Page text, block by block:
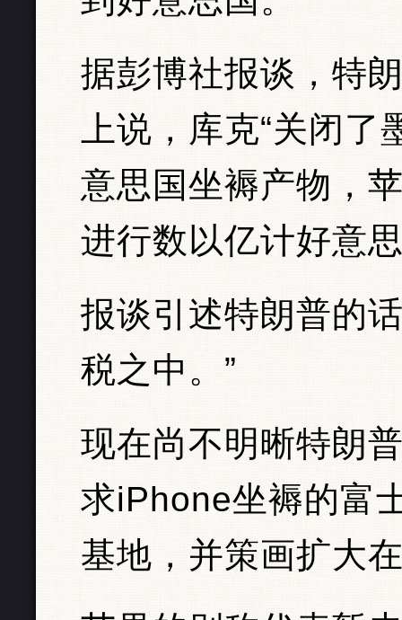
据彭博社报谈，特
上说，库克“关闭
意思国坐褥产物，
进行数以亿计好意
报谈引述特朗普的
税之中。”
现在尚不明晰特朗
求iPhone坐褥的富
基地，并策画扩大